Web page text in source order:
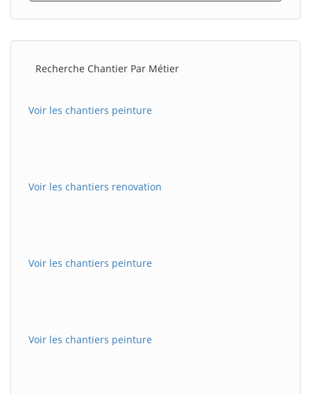
Recherche Chantier Par Métier
Voir les chantiers peinture
Voir les chantiers renovation
Voir les chantiers peinture
Voir les chantiers peinture